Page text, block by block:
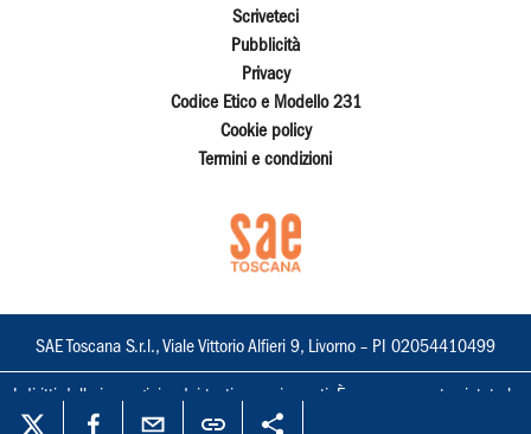
Scriveteci
Pubblicità
Privacy
Codice Etico e Modello 231
Cookie policy
Termini e condizioni
SAE Toscana S.r.l., Viale Vittorio Alfieri 9, Livorno – PI 02054410499
I diritti delle immagini e dei testi sono riservati. È espressamente vietata la
loro riproduzione con qualsiasi mezzo e l'adattamento totale o parziale.